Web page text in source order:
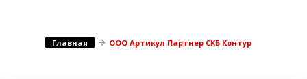
Главная ООО Артикул Партнер СКБ Контур